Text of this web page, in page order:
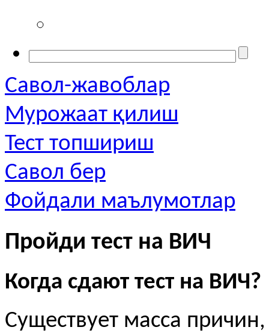
Савол-жавоблар
Мурожаат қилиш
Тест топшириш
Савол бер
Фойдали маълумотлар
Пройди тест на ВИЧ
Когда сдают тест на ВИЧ?
Существует масса